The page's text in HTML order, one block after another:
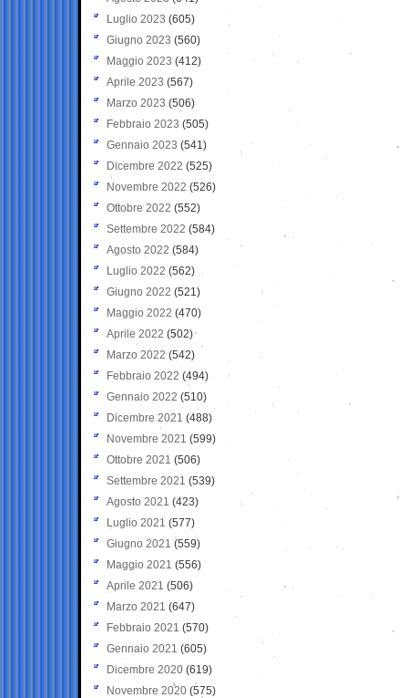
Luglio 2023 (605)
Giugno 2023 (560)
Maggio 2023 (412)
Aprile 2023 (567)
Marzo 2023 (506)
Febbraio 2023 (505)
Gennaio 2023 (541)
Dicembre 2022 (525)
Novembre 2022 (526)
Ottobre 2022 (552)
Settembre 2022 (584)
Agosto 2022 (584)
Luglio 2022 (562)
Giugno 2022 (521)
Maggio 2022 (470)
Aprile 2022 (502)
Marzo 2022 (542)
Febbraio 2022 (494)
Gennaio 2022 (510)
Dicembre 2021 (488)
Novembre 2021 (599)
Ottobre 2021 (506)
Settembre 2021 (539)
Agosto 2021 (423)
Luglio 2021 (577)
Giugno 2021(559)
Maggio 2021 (556)
Aprile 2021 (506)
Marzo 2021 (647)
Febbraio 2021 (570)
Gennaio 2021 (605)
Dicembre 2020 (619)
Novembre 2020 (575)